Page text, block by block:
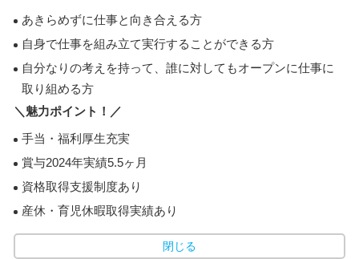
あきらめずに仕事と向き合える方
自身で仕事を組み立て実行することができる方
自分なりの考えを持って、誰に対してもオープンに仕事に
取り組める方
＼魅力ポイント！／
手当・福利厚生充実
賞与2024年実績5.5ヶ月
資格取得支援制度あり
産休・育児休暇取得実績あり
閉じる